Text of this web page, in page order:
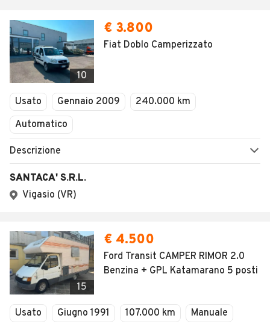
10
€ 3.800
Fiat Doblo Camperizzato
Usato Gennaio 2009
240.000 km
Automatico
Descrizione
SANTACA' S.R.L.
Vigasio (VR)
15
€ 4.500
Ford Transit CAMPER RIMOR 2.0
Benzina + GPL Katamarano 5 posti
Usato Giugno 1991 107.000 km Manuale